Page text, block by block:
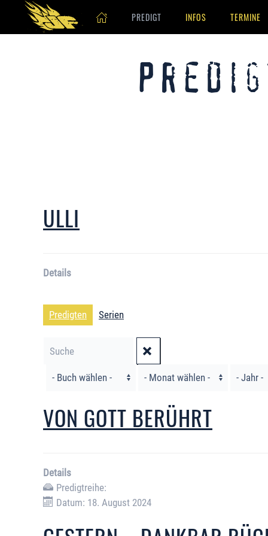
Skip to main content
PREDIGT INFOS TERMINE
ULLI
Details
Predigten Serien
Filter
VON GOTT BERÜHRT
Details
Predigtreihe:
Datum: 18. August 2024